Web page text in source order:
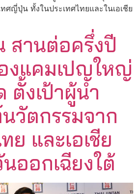
ศญี่ปุ่น ทั้งในประเทศไทยและในเอเชีย
สานต่อครึ่งปี
งแคมเปญใหญ่
ตั้งเป้าผู้นำ
วัตกรรมจาก
และเอเชีย
นออกเฉียงใต้